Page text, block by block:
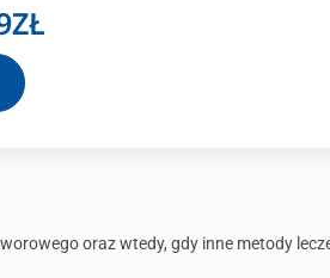
oraz wtedy, gdy inne metody